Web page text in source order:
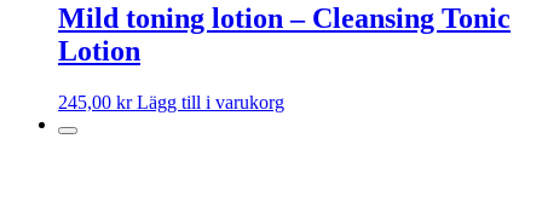
Mild toning lotion – Cleansing Tonic
Lotion
245,00 kr Lägg till i varukorg